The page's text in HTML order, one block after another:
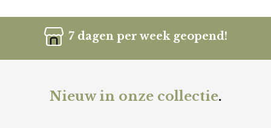
7 dagen per week geopend!
Nieuw in onze collectie.